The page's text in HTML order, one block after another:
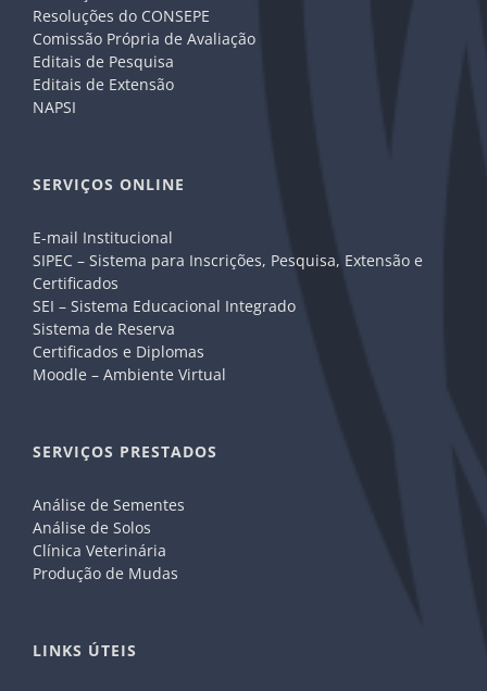
Resoluções do CONSEPE
Comissão Própria de Avaliação
Editais de Pesquisa
Editais de Extensão
NAPSI
SERVIÇOS ONLINE
E-mail Institucional
SIPEC – Sistema para Inscrições, Pesquisa, Extensão e
Certificados
SEI – Sistema Educacional Integrado
Sistema de Reserva
Certificados e Diplomas
Moodle – Ambiente Virtual
SERVIÇOS PRESTADOS
Análise de Sementes
Análise de Solos
Clínica Veterinária
Produção de Mudas
LINKS ÚTEIS